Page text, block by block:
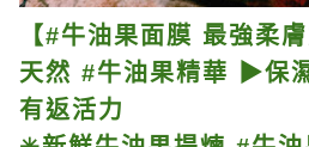
【#牛油果面膜 最強柔膚
天然 #牛油果精華 ▶保
有返活力